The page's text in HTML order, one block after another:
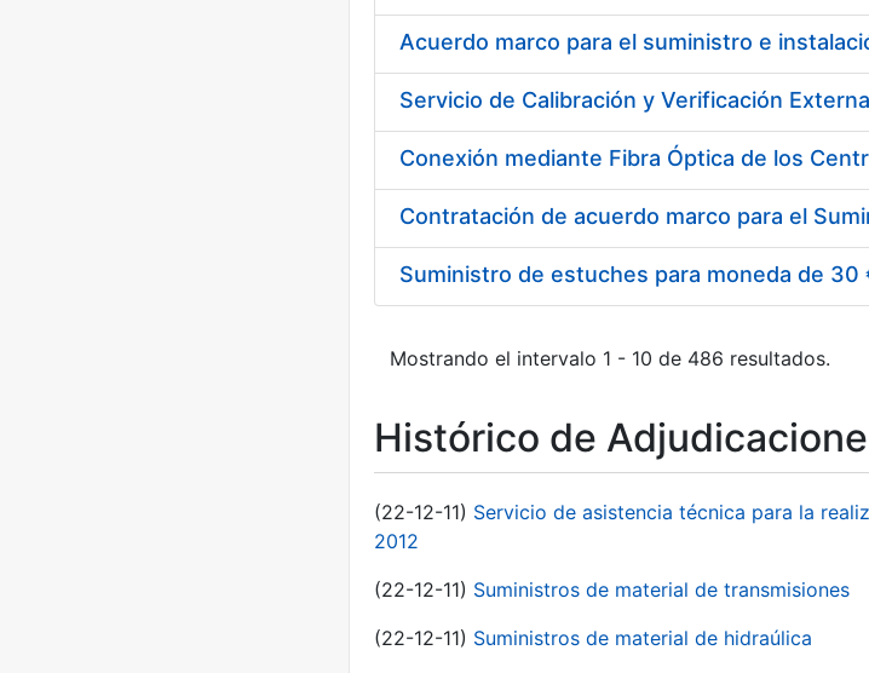
Acuerdo marco para el suministro e
Suministro de estuches para moneda de 30
Mostrando el intervalo 1 - 10 de 486 resultados.
Histórico de
(22-12-11) Servicio de asistencia técnica para la
2012
(22-12-11) Suministros de material de transmisiones
(22-12-11) Suministros de material de hidraúlica